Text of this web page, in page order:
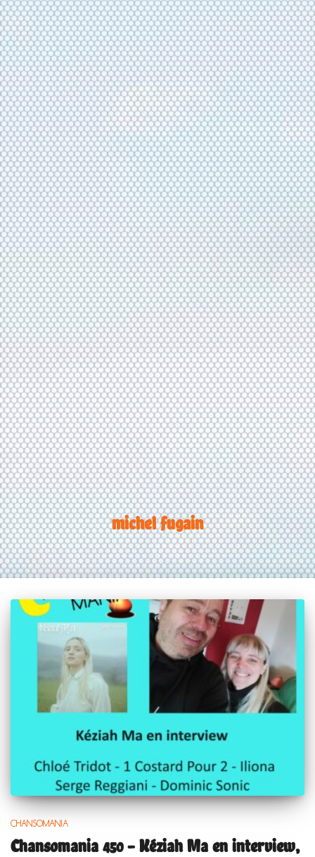
michel fugain
CHANSOMANIA
Chansomania 450 – Kéziah Ma en interview,